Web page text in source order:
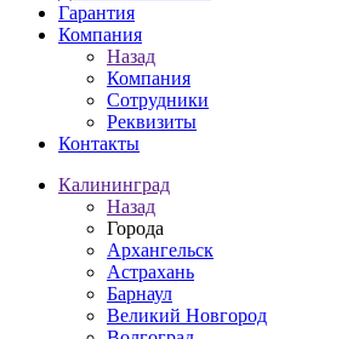
Гарантия
Компания
Назад
Компания
Сотрудники
Реквизиты
Контакты
Калининград
Назад
Города
Архангельск
Астрахань
Барнаул
Великий Новгород